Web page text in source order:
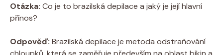
Otázka: Co je to brazilská depilace a jaký je její hlavní
přínos?
Odpověď: Brazilská depilace je metoda odstraňování